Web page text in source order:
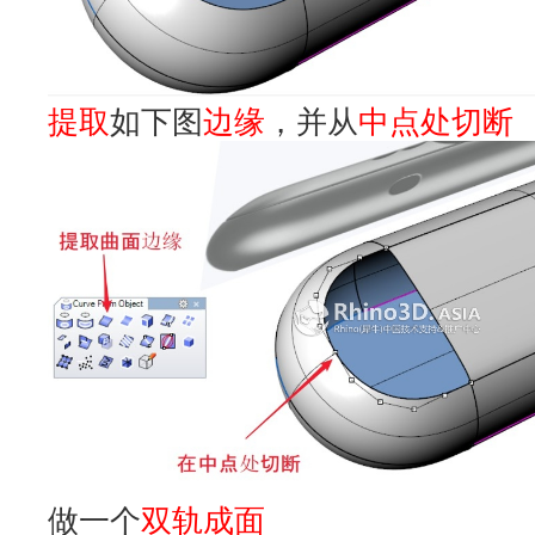
提取如下图 边缘 ，并从中点处切断
做一个双轨成面